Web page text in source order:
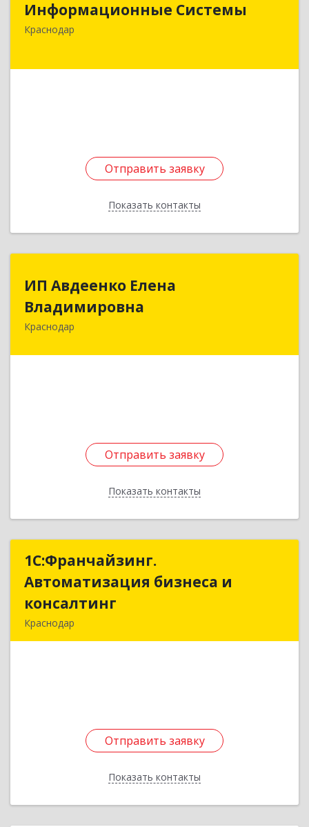
Информационные Системы
Краснодар
Отправить заявку
Показать контакты
353200, Краснодарский край, Динской р-н,
Динская ст-ца, Линейная ул, дом № 123
Подробнее
Отправить заявку
Назад
ИП Авдеенко Елена
Владимировна
Краснодар
Отправить заявку
Показать контакты
Владимировна
350090, Краснодарский край, Краснодар г,
Отправить заявку
Назад
1С:Франчайзинг.
Автоматизация бизнеса и
консалтинг
Краснодар
Отправить заявку
Показать контакты
1С:Франчайзинг.
Автоматизация бизнеса и
Отправить заявку
Назад